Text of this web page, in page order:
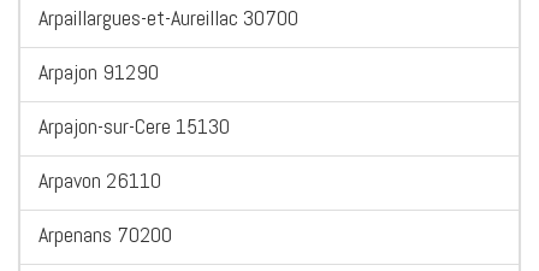
Arpaillargues-et-Aureillac 30700
Arpajon 91290
Arpajon-sur-Cere 15130
Arpavon 26110
Arpenans 70200